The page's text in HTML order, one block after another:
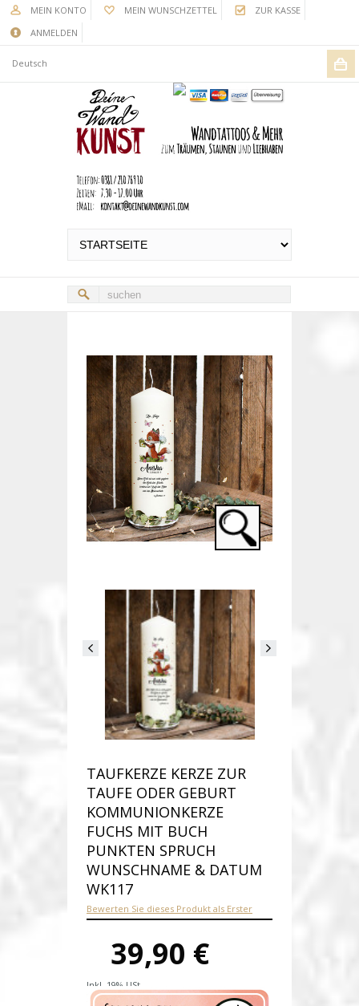
MEIN KONTO MEIN WUNSCHZETTEL
ZUR KASSE
ANMELDEN
Deutsch
TAUFKERZE KERZE ZUR
TAUFE ODER GEBURT
KOMMUNIONKERZE
FUCHS MIT BUCH
PUNKTEN SPRUCH
WUNSCHNAME & DATUM
WK117
Bewerten Sie dieses Produkt als Erster
39,90 €
Inkl. 19% USt.
Versandkosten